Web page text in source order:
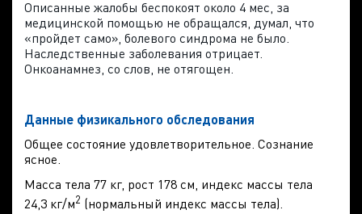
Описанные жалобы беспокоят около 4 мес, за
медицинской помощью не обращался, думал, что
«пройдет само», болевого синдрома не было.
Наследственные заболевания отрицает.
Онкоанамнез, со слов, не отягощен.
Данные физикального обследования
Общее состояние удовлетворительное. Сознание
ясное.
Масса тела 77 кг, рост 178 см, индекс массы тела
24,3 кг/м2 (нормальный индекс массы тела).